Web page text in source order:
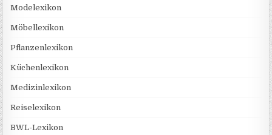
Modelexikon
Möbellexikon
Pflanzenlexikon
Küchenlexikon
Medizinlexikon
Reiselexikon
BWL-Lexikon